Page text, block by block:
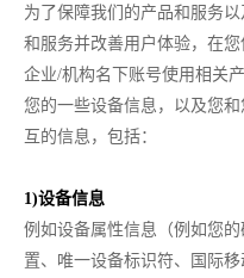
为了保障我们的产品和服务
和服务并改善用户体验，在
企业/机构名下账号使用相关
您的一些设备信息，以及您
互的信息，包括：
1)设备信息
例如设备属性信息（例如您
置、唯一设备标识符、国际